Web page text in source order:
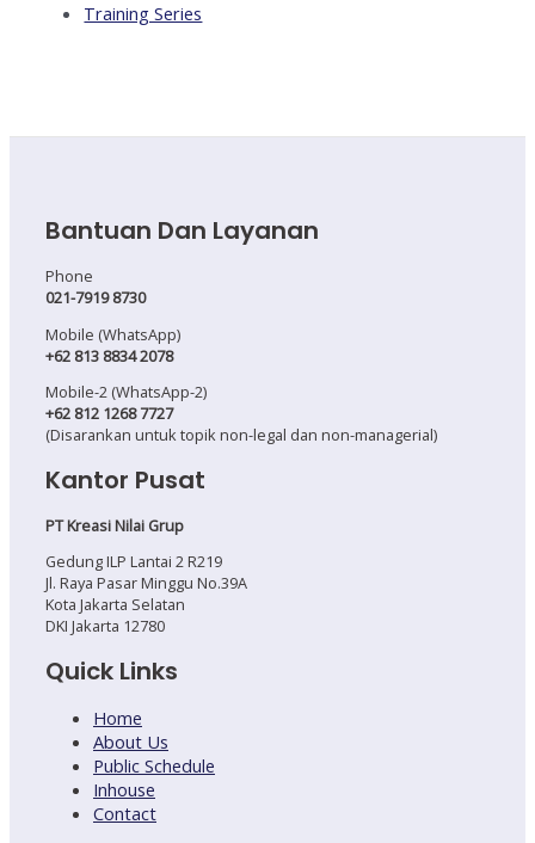
Training Series
Bantuan Dan Layanan
Phone
021-7919 8730
Mobile (WhatsApp)
+62 813 8834 2078
Mobile-2 (WhatsApp-2)
+62 812 1268 7727
(Disarankan untuk topik non-legal dan non-managerial)
Kantor Pusat
PT Kreasi Nilai Grup
Gedung ILP Lantai 2 R219
Jl. Raya Pasar Minggu No.39A
Kota Jakarta Selatan
DKI Jakarta 12780
Quick Links
Home
About Us
Public Schedule
Inhouse
Contact